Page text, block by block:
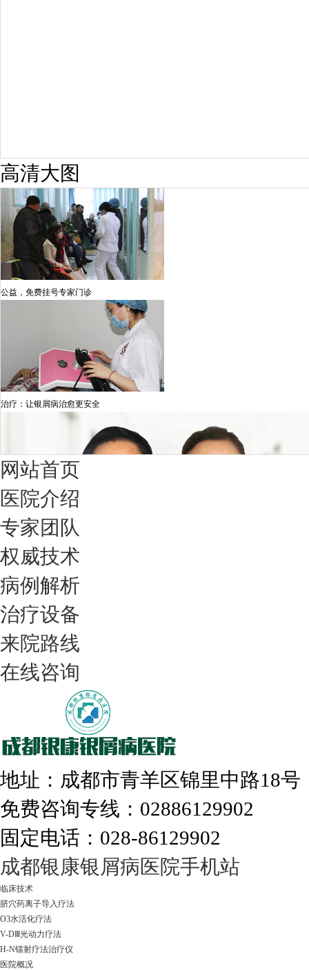
高清大图
公益，免费挂号专家门诊
治疗：让银屑病治愈更安全
我们只治银屑病，我们在成都坐诊
308nm激光：银屑病治疗更高效
走进成都：满足您的治愈需求
网站首页
医院介绍
专家团队
权威技术
病例解析
治疗设备
来院路线
在线咨询
地址：成都市青羊区锦里中路18
免费咨询专线：02886129902
固定电话：028-86129902
成都银康银屑病医院手机站
临床技术
脐穴药离子导入疗法
O3水活化疗法
V-DⅢ光动力疗法
H-N镭射疗法治疗仪
医院概况